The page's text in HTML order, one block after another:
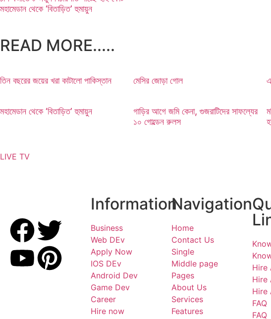
মহামেডান থেকে ‘বিতাড়িত’ হুমায়ুন
READ MORE.....
তিন বছরের জয়ের খরা কাটালো পাকিস্তান মেসির জোড়া গোল
মহামেডান থেকে ‘বিতাড়িত’ হুমায়ুন
গাড়ির আগে জমি কেনা, গুজরাটিদের সাফল্যের
১০ গোল্ডেন রুলস
LIVE TV
Information
Business
Web DEv
Apply Now
IOS DEv
Android Dev
Game Dev
Career
Hire now
Navigation
Home
Contact Us
Single
Middle page
Pages
About Us
Services
Features
Hire
Hire
Hire
FAQ
FAQ